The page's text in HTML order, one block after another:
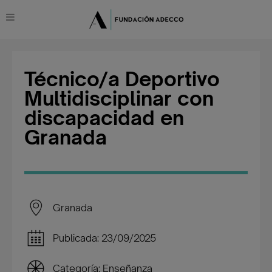
Técnico/a Deportivo
Multidisciplinar con
discapacidad en
Granada
Granada
Publicada: 23/09/2025
Categoría: Enseñanza